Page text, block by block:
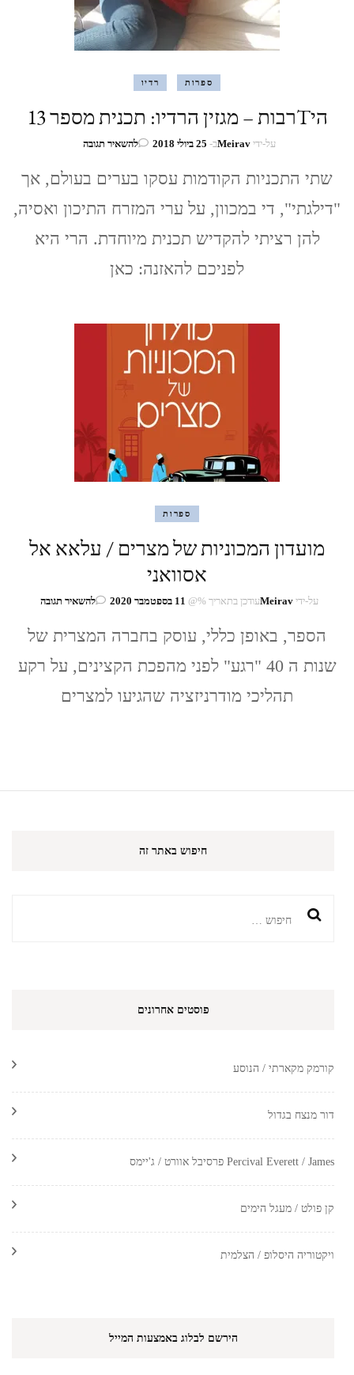
ספרות רדיו
היTרבות – מגזין הרדיו: תכנית מספר 13
על-ידי Meiravב- 25 ביולי 2018 להשאיר תגובהבנושא
–
הרדיו:
תכנית
מספר
שתי התכניות הקודמות עסקו בערים בעולם, אך
"דילגתי", די במכוון, על ערי המזרח התיכון ואסיה,
להן רציתי להקדיש תכנית מיוחדת. הרי היא
לפניכם להאזנה: כאן
ספרות
מועדון המכוניות של מצרים / עלאא אל
אסוואני
על-ידי Meiravעודכן בתאריך %@ 11 בספטמבר 2020 להשאיר תגובהבנושא
המכוניות
מצרים
הספר, באופן כללי, עוסק בחברה המצרית של
שנות ה 40 "רגע" לפני מהפכת הקצינים, על רקע
תהליכי מודרניזציה שהגיעו למצרים
חיפוש באתר זה
חיפוש:
פוסטים אחרונים
קורמק מקארתי / הנוסע
דור מנצח בגדול
Percival Everett / James פרסיבל אוורט / ג'יימס
קן פולט / מעגל הימים
ויקטוריה היסלופ / הצלמית
הירשם לבלוג באמצעות המייל